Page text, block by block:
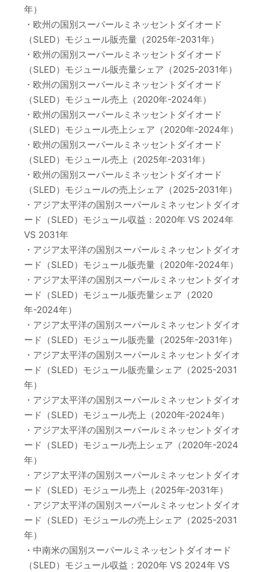
年）
・欧州の国別スーパールミネッセントダイオード
（SLED）モジュール販売量（2025年-2031年）
・欧州の国別スーパールミネッセントダイオード
（SLED）モジュール販売量シェア（2025-2031年）
・欧州の国別スーパールミネッセントダイオード
（SLED）モジュール売上（2020年-2024年）
・欧州の国別スーパールミネッセントダイオード
（SLED）モジュール売上シェア（2020年-2024年）
・欧州の国別スーパールミネッセントダイオード
（SLED）モジュール売上（2025年-2031年）
・欧州の国別スーパールミネッセントダイオード
（SLED）モジュールの売上シェア（2025-2031年）
・アジア太平洋の国別スーパールミネッセントダイオ
ード（SLED）モジュール収益：2020年 VS 2024年
VS 2031年
・アジア太平洋の国別スーパールミネッセントダイオ
ード（SLED）モジュール販売量（2020年-2024年）
・アジア太平洋の国別スーパールミネッセントダイオ
ード（SLED）モジュール販売量シェア（2020
年-2024年）
・アジア太平洋の国別スーパールミネッセントダイオ
ード（SLED）モジュール販売量（2025年-2031年）
・アジア太平洋の国別スーパールミネッセントダイオ
ード（SLED）モジュール販売量シェア（2025-2031
年）
・アジア太平洋の国別スーパールミネッセントダイオ
ード（SLED）モジュール売上（2020年-2024年）
・アジア太平洋の国別スーパールミネッセントダイオ
ード（SLED）モジュール売上シェア（2020年-2024
年）
・アジア太平洋の国別スーパールミネッセントダイオ
ード（SLED）モジュール売上（2025年-2031年）
・アジア太平洋の国別スーパールミネッセントダイオ
ード（SLED）モジュールの売上シェア（2025-2031
年）
・中南米の国別スーパールミネッセントダイオード
（SLED）モジュール収益：2020年 VS 2024年 VS